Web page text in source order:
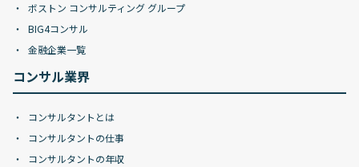
ボストン コンサルティング グループ
BIG4コンサル
金融企業一覧
コンサル業界
コンサルタントとは
コンサルタントの仕事
コンサルタントの年収